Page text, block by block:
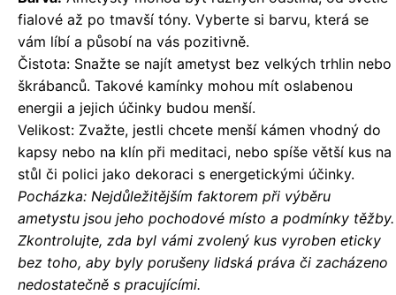
fialové až po tmavší tóny. Vyberte si barvu, která se
vám líbí a působí na vás pozitivně.
Čistota: Snažte se najít ametyst bez velkých trhlin nebo
škrábanců. Takové kamínky mohou mít oslabenou
energii a jejich účinky budou menší.
Velikost: Zvažte, jestli chcete menší kámen vhodný do
kapsy nebo na klín při meditaci, nebo spíše větší kus na
stůl či polici jako dekoraci s energetickými účinky.
Pocházka: Nejdůležitějším faktorem při výběru
ametystu jsou jeho pochodové místo a podmínky těžby.
Zkontrolujte, zda byl vámi zvolený kus vyroben eticky
bez toho, aby byly porušeny lidská práva či zacházeno
nedostatečně s pracujícími.